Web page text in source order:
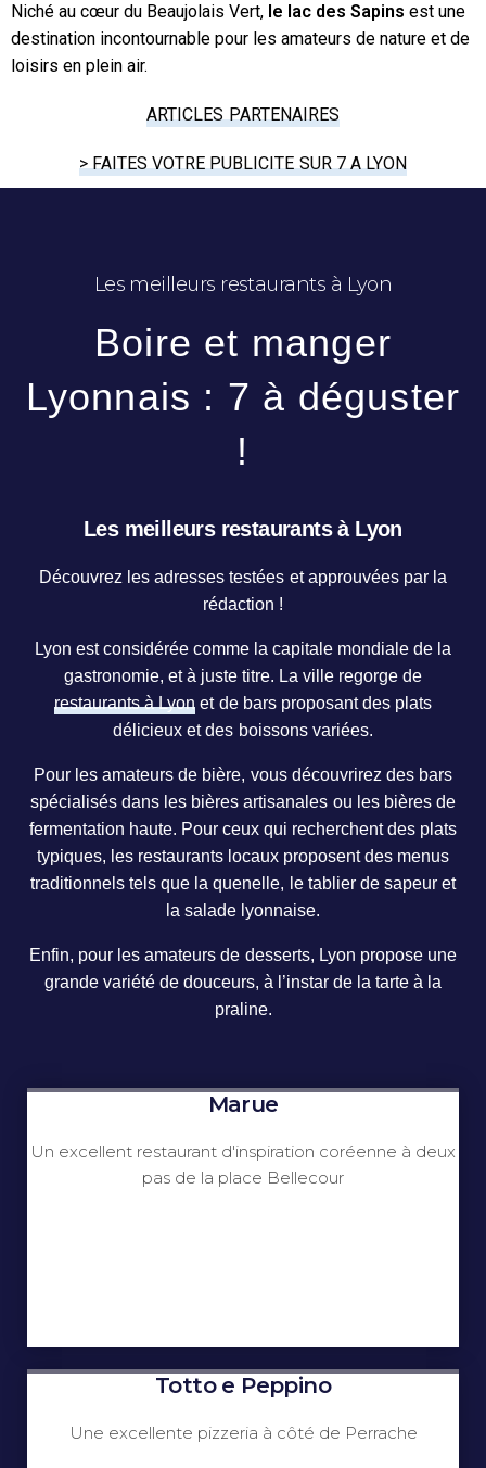
Niché au cœur du Beaujolais Vert, le lac des Sapins est une
destination incontournable pour les amateurs de nature et de
loisirs en plein air.
ARTICLES PARTENAIRES
> FAITES VOTRE PUBLICITE SUR 7 A LYON
Les meilleurs restaurants à Lyon
Boire et manger
Lyonnais : 7 à déguster
!
Les meilleurs restaurants à Lyon
Découvrez les adresses testées et approuvées par la
rédaction !
Lyon est considérée comme la capitale mondiale de la
gastronomie, et à juste titre. La ville regorge de
restaurants à Lyon et de bars proposant des plats
délicieux et des boissons variées.
Pour les amateurs de bière, vous découvrirez des bars
spécialisés dans les bières artisanales ou les bières de
fermentation haute. Pour ceux qui recherchent des plats
typiques, les restaurants locaux proposent des menus
traditionnels tels que la quenelle, le tablier de sapeur et
la salade lyonnaise.
Enfin, pour les amateurs de desserts, Lyon propose une
grande variété de douceurs, à l’instar de la tarte à la
praline.
Marue
Un excellent restaurant d'inspiration coréenne à deux
pas de la place Bellecour
Totto e Peppino
Une excellente pizzeria à côté de Perrache